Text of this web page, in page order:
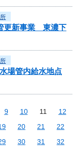
更新事業 東濃下
場管内給水地点
9 10 11
12
20 21
22
30 31
32